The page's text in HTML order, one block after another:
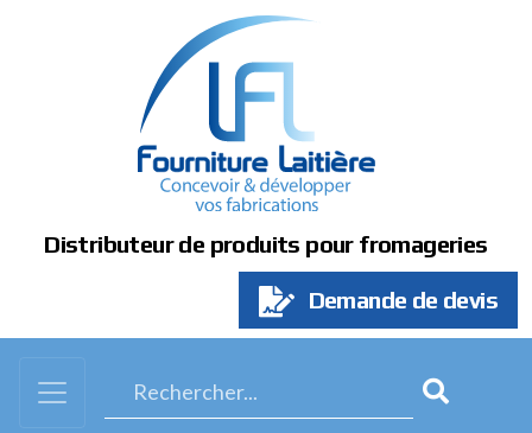
Distributeur de produits pour fromageries
Demande de devis
Panneau de gestion des cookies